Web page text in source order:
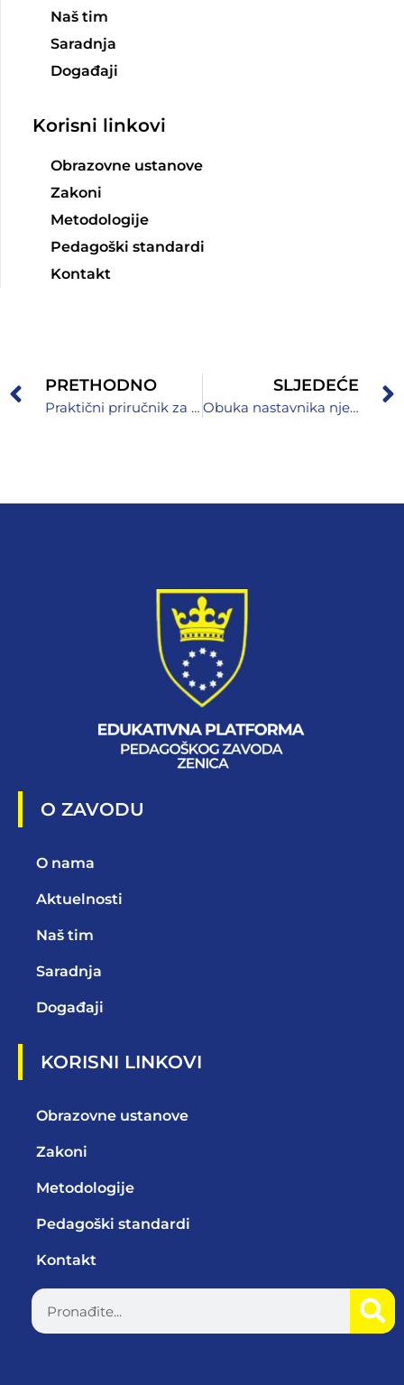
Naš tim
Saradnja
Događaji
Korisni linkovi
Obrazovne ustanove
Zakoni
Metodologije
Pedagoški standardi
Kontakt
PRETHODNO
Praktični priručnik za nastavu u srednjim školama – Poslovni plan
SLJEDEĆE
Obuka nastavnika njemačkog jezika u saradnji s Goethe-Institutom
O ZAVODU
O nama
Aktuelnosti
Naš tim
Saradnja
Događaji
KORISNI LINKOVI
Obrazovne ustanove
Zakoni
Metodologije
Pedagoški standardi
Kontakt